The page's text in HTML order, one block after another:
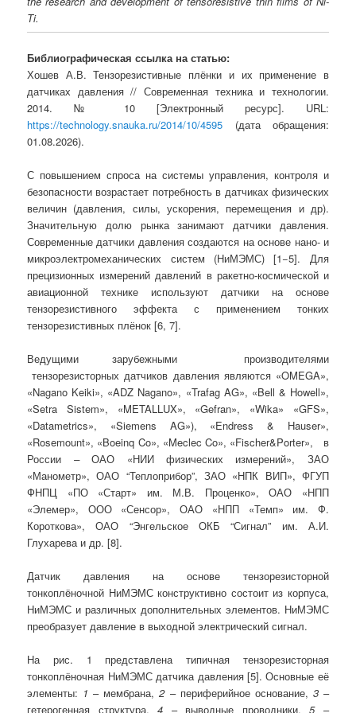
Ti.
Библиографическая ссылка на статью:
Хошев А.В. Тензорезистивные плёнки и их применение в
датчиках давления // Современная техника и технологии.
2014. № 10 [Электронный ресурс]. URL:
https://technology.snauka.ru/2014/10/4595 (дата обращения:
01.08.2026).
С повышением спроса на системы управления, контроля и
безопасности возрастает потребность в датчиках физических
величин (давления, силы, ускорения, перемещения и др).
Значительную долю рынка занимают датчики давления.
Современные датчики давления создаются на основе нано- и
микроэлектромеханических систем (НиМЭМС) [1−5]. Для
прецизионных измерений давлений в ракетно-космической и
авиационной технике используют датчики на основе
тензорезистивного эффекта с применением тонких
тензорезистивных плёнок [6, 7].
Ведущими зарубежными производителями
тензорезисторных датчиков давления являются «OMEGA»,
«Nagano Keiki», «ADZ Nagano», «Trafag AG», «Bell & Howell»,
«Setra Sistem», «METALLUX», «Gefran», «Wika» «GFS»,
«Datametrics», «Siemens AG»), «Endress & Hauser»,
«Rosemount», «Boeinq Co», «Meclec Co», «Fischer&Porter», в
России –ОАО «НИИ физических измерений», ЗАО
«Манометр», ОАО “Теплоприбор”, ЗАО «НПК ВИП», ФГУП
ФНПЦ «ПО «Старт» им. М.В. Проценко», ОАО «НПП
«Элемер», ООО «Сенсор», ОАО «НПП «Темп» им. Ф.
Короткова», ОАО “Энгельское ОКБ “Сигнал” им. А.И.
Глухарева и др. [8].
Датчик давления на основе тензорезисторной
тонкоплёночной НиМЭМС конструктивно состоит из корпуса,
НиМЭМС и различных дополнительных элементов. НиМЭМС
преобразует давление в выходной электрический сигнал.
На рис. 1 представлена типичная тензорезисторная
тонкоплёночная НиМЭМС датчика давления [5]. Основные её
элементы: 1 – мембрана,2– периферийное основание, 3 –
гетерогенная структура,4 – выводные проводники,5 –